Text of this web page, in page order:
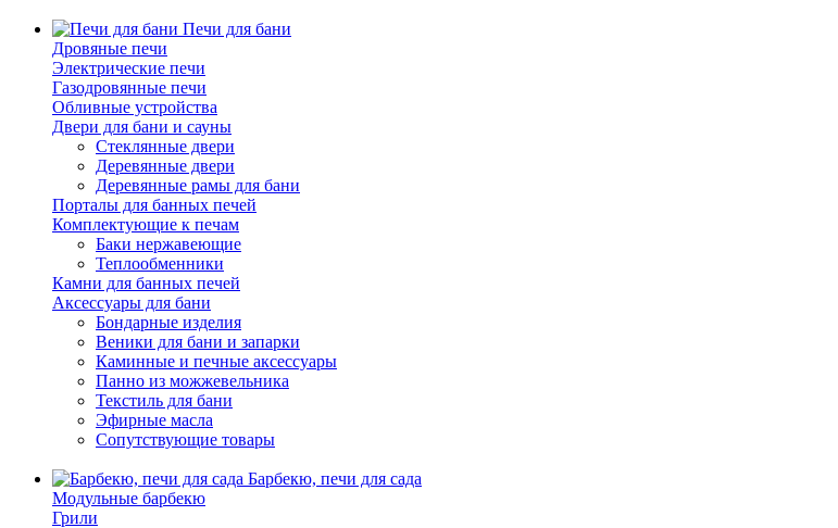
Печи для бани
Дровяные печи
Электрические печи
Газодровянные печи
Обливные устройства
Двери для бани и сауны
Стеклянные двери
Деревянные двери
Деревянные рамы для бани
Порталы для банных печей
Комплектующие к печам
Баки нержавеющие
Теплообменники
Камни для банных печей
Аксессуары для бани
Бондарные изделия
Веники для бани и запарки
Каминные и печные аксессуары
Панно из можжевельника
Текстиль для бани
Эфирные масла
Сопутствующие товары
Барбекю, печи для сада
Модульные барбекю
Грили